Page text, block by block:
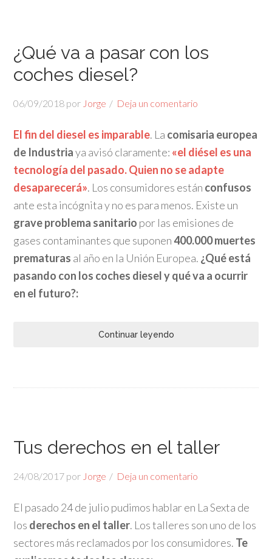
¿Qué va a pasar con los
coches diesel?
06/09/2018 por Jorge Deja un comentario
El fin del diesel es imparable. La comisaria europea
de Industriaya avisó claramente: «el diésel es una
tecnología del pasado. Quien no se adapte
desaparecerá». Los consumidores están confusos
ante esta incógnita y no es para menos. Existe un
grave problema sanitario por las emisiones de
gases contaminantes que suponen400.000 muertes
prematuras al año en la Unión Europea. ¿Qué está
pasando con los coches diesel y qué va a ocurrir
en el futuro?:
Continuar leyendo
Tus derechos en el taller
24/08/2017 por Jorge Deja un comentario
El pasado 24 de julio pudimos hablar en La Sexta de
los derechos en el taller. Los talleres son uno de los
sectores más reclamados por los consumidores. Te